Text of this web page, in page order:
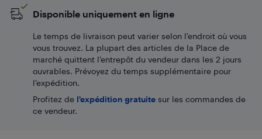
Disponible uniquement en ligne
Le temps de livraison peut varier selon l'endroit où vous
vous trouvez. La plupart des articles de la Place de
marché quittent l’entrepôt du vendeur dans les 2 jours
ouvrables. Prévoyez du temps supplémentaire pour
l’expédition.
Profitez de l'expédition gratuite sur les commandes de
ce vendeur.